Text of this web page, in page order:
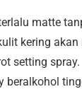
matte
kering
setting spray.
beralkohol